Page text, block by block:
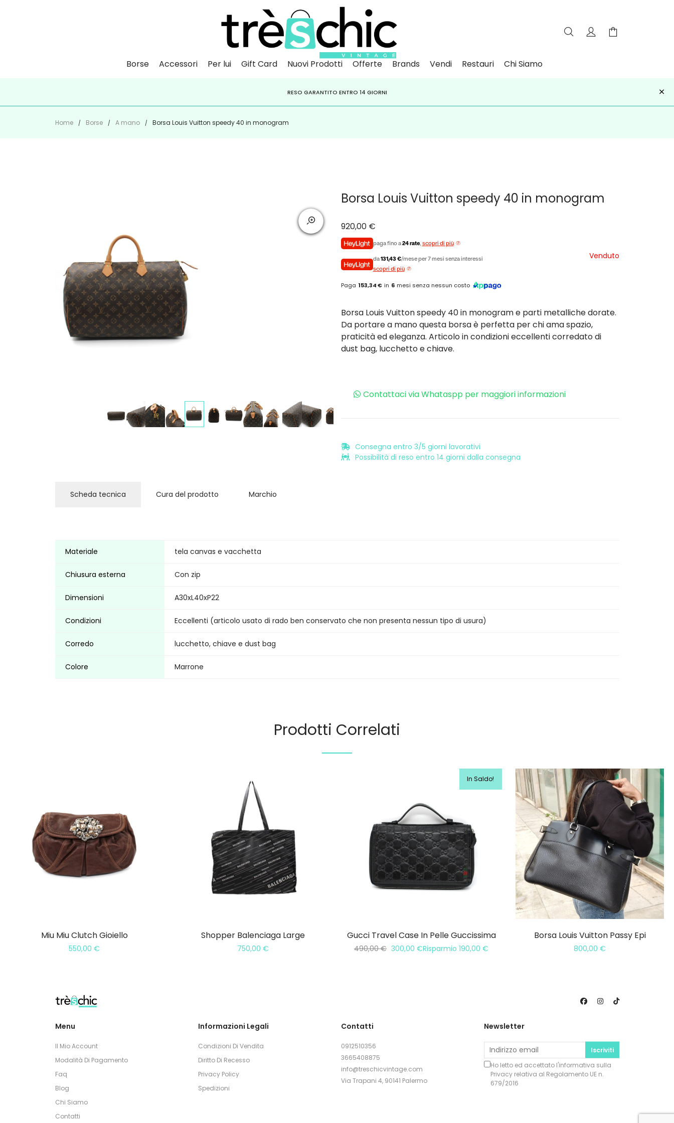
Borse Accessori Per lui Gift Card Nuovi Prodotti Offerte Brands Vendi Restauri Chi Siamo
PAGA A RATE CONKLARNA,HEYLIGHT,APPAGO
ISCRIVITI ALLA NEWSLETTER PER NON PERDERE SCONTI E OFFERTE IMPERDIBILI!
RESO GARANTITO ENTRO 14 GIORNI ×
Home Borse A mano Borsa Louis Vuitton speedy 40 in monogram
Borsa Louis Vuitton speedy 40 in monogram
920,00 €
paga fino a24 rate, scopri di più
da131,43 €/mese per 7 mesi senza interessi
scopri di più
Paga 153,34 € in 6 mesi senza nessun costo
Venduto
Borsa Louis Vuitton speedy 40 in monogram e parti metalliche dorate.
Da portare a mano questa borsa è perfetta per chi ama spazio,
praticità ed eleganza. Articolo in condizioni eccellenti corredato di
dust bag, lucchetto e chiave.
Contattaci via Whataspp per maggiori informazioni
Consegna entro 3/5 giorni lavorativi
Possibilità di reso entro 14 giorni dalla consegna
Scheda tecnica Cura del prodotto Marchio
Materiale tela canvas e vacchetta
Chiusura esterna Con zip
Dimensioni A30xL40xP22
Condizioni Eccellenti (articolo usato di rado ben conservato che non presenta nessun tipo di usura)
Corredo lucchetto, chiave e dust bag
Colore Marrone
Prodotti Correlati
Miu Miu Clutch Gioiello
550,00 €
Shopper Balenciaga Large
750,00 €
In Saldo!
Gucci Travel Case In Pelle Guccissima
490,00€ 300,00 €Risparmio 190,00 €
Borsa Louis Vuitton Passy Epi
800,00 €
Menu
Il Mio Account
Modalità Di Pagamento
Faq
Blog
Chi Siamo
Contatti
Informazioni Legali
Condizioni Di Vendita
Diritto Di Recesso
Privacy Policy
Spedizioni
Contatti
0912510356
3665408875
info@treschicvintage.com
Via Trapani 4, 90141 Palermo
Newsletter
Iscriviti
Ho letto ed accettato l'informativa sulla
Privacyrelativa al Regolamento UE n.
679/2016